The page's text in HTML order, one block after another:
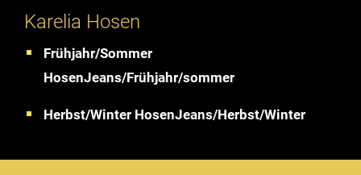
Karelia Hosen
Frühjahr/Sommer
HosenJeans/Frühjahr/sommer
Herbst/Winter HosenJeans/Herbst/Winter